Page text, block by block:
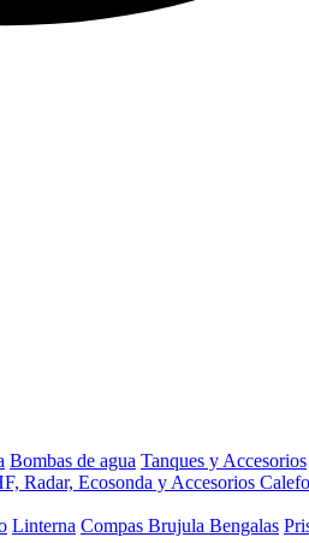
Bombas de agua Tanques y Accesorios
Radar, Ecosonda y Accesorios
Linterna Compas Brujula Bengalas